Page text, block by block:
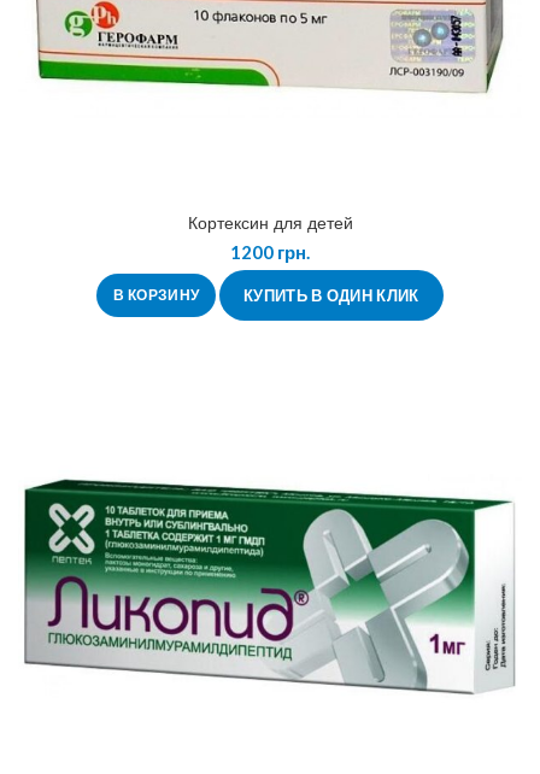
Кортексин для детей
1200 грн.
В КОРЗИНУ КУПИТЬ В ОДИН КЛИК